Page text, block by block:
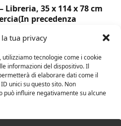
la tua privacy
tecnologie come i cookie
informazioni del dispositivo. Il
di elaborare dati come il
unici su questo sito. Non
può influire negativamente su alcune
35 x 114 x 78 cm
precedenza